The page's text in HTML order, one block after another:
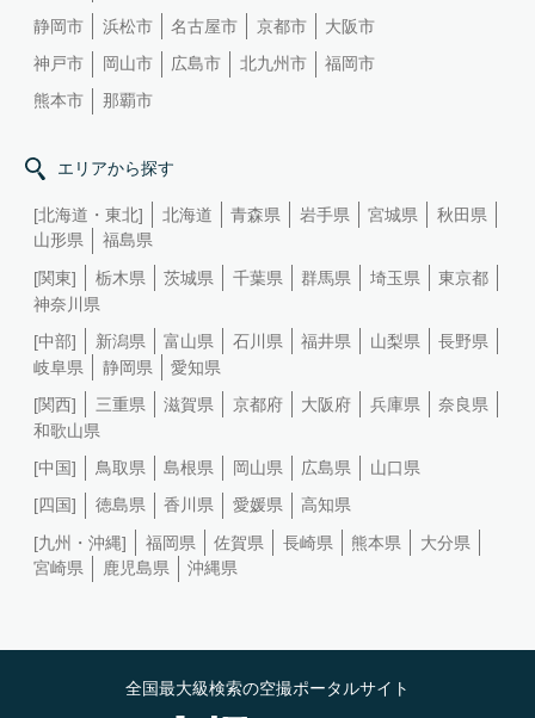
静岡市
浜松市 名古屋市 京都市
大阪市
神戸市
岡山市 広島市 北九州市
福岡市
熊本市
那覇市
エリアから探す
[北海道・東北] 北海道 青森県 岩手県 宮城県
秋田県
山形県
福島県
[関東]
栃木県 茨城県 千葉県 群馬県 埼玉県
東京都
神奈川県
[中部]
新潟県 富山県 石川県 福井県 山梨県
長野県
岐阜県
静岡県
愛知県
[関西]
三重県 滋賀県 京都府 大阪府 兵庫県
奈良県
和歌山県
[中国]
鳥取県 島根県 岡山県 広島県
山口県
[四国]
徳島県 香川県 愛媛県
高知県
[九州・沖縄]
福岡県 佐賀県 長崎県 熊本県
大分県
宮崎県
鹿児島県 沖縄県
全国最大級検索の空撮ポータルサイト